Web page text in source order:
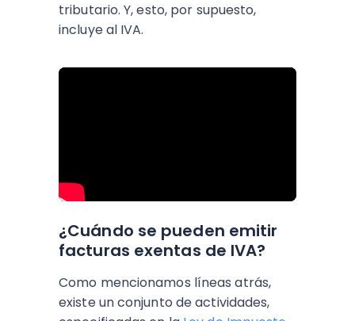
tributario. Y, esto, por supuesto,
incluye al IVA.
¿Cuándo se pueden emitir
facturas exentas de IVA?
Como mencionamos líneas atrás,
existe un conjunto de actividades,